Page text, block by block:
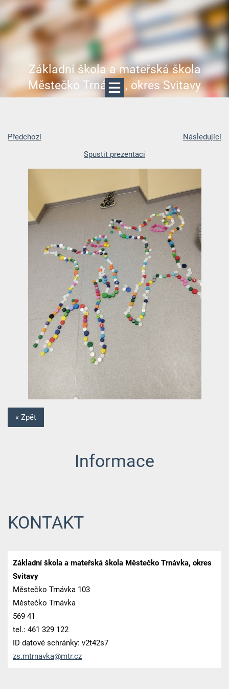
Základní škola a mateřská škola
Městečko Trnávka, okres Svitavy
Předchozí
Následující
Spustit prezentaci
« Zpět
Informace
KONTAKT
Základní škola a mateřská škola Městečko Trnávka, okres
Svitavy
Městečko Trnávka 103
Městečko Trnávka
569 41
tel.: 461 329 122
ID datové schránky: v2t42s7
zs.mtrnavka@mtr.cz